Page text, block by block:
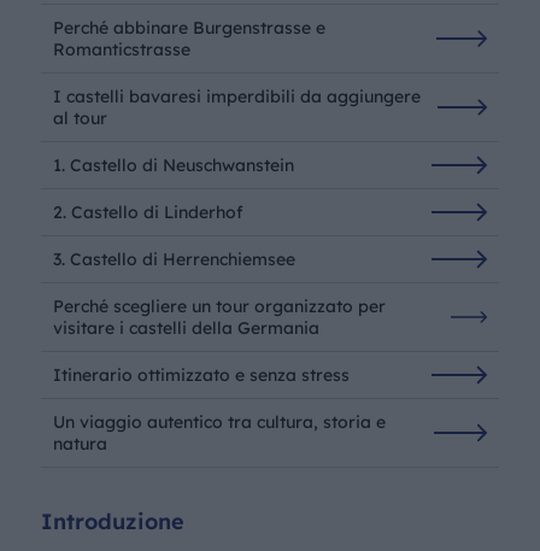
Perché abbinare Burgenstrasse e
Romanticstrasse
I castelli bavaresi imperdibili da aggiungere
al tour
1. Castello di Neuschwanstein
2. Castello di Linderhof
3. Castello di Herrenchiemsee
Perché scegliere un tour organizzato per
visitare i castelli della Germania
Itinerario ottimizzato e senza stress
Un viaggio autentico tra cultura, storia e
natura
Introduzione